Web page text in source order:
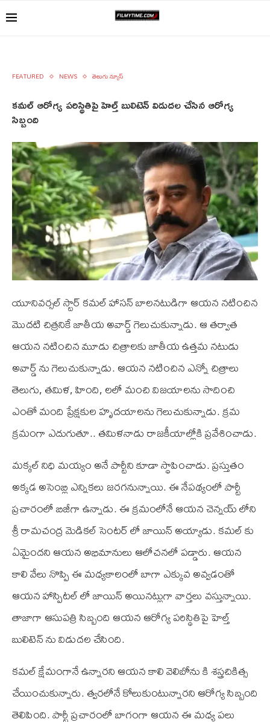
FEATURED NEWS తెలుగు న్యూస్
కమల్ ఆరోగ్య పరిస్థితిపై హెల్త్ బులిటెన్ విడుదల చేసిన ఆరోగ్య
సిబ్బంది
యూనివర్సల్ స్టార్ కమల్ హాసన్ బాలనటుడిగా ఆయన నటించిన
మొదటి చిత్రనికే జాతీయ అవార్డ్ గెలుచుకున్నాడు. ఆ తర్వాత
ఆయన నటించిన మూడు చిత్రాలకు జాతీయ ఉత్తమ నటుడు
అవార్డ్ ను గెలుచుకున్నాడు. ఆయన నటించిన ఎన్నో చిత్రాలు
తెలుగు, తమిళ, హింది, లలో మంచి విజయాలను సాదించి
ఎంతో మంది ప్రేక్షకుల హృదయాలను గెలుచుకున్నాడు. క్రమ
క్రమంగా ఎదుగుతూ.. తమిళనాడు రాజకీయాల్లోకి ప్రవేశించాడు.
మక్కల్ నిధి మయ్యం అనే పార్టీని కూడా స్థాపించాడు. ప్రస్తుతం
అక్కడ అసెంబ్లి ఎన్నికలు జరగనున్నాయి. ఈ నేపథ్యంలో పార్టీ
ప్రచారంలో బిజీగా ఉన్నాడు. ఈ క్రమంలోనే ఆయన చెన్నయ్ లోని
శ్రీ రామచంద్ర మెడికల్ సెంటర్ లో జాయిన్ అయ్యాడు. కమల్ కు
ఏమైందని ఆయన అభిమానులు ఆలోచనలో పడ్డారు. ఆయన
కాలి వేలు నొప్పి ఈ మధ్యకాలంలో బాగా ఎక్కువ అవ్వడంతో
ఆయన హాస్పిటల్ లో జాయిన్ అయినట్లుగా వార్తలు వస్తున్నాయి.
తాజాగా ఆసుపత్రి సిబ్బంది ఆయన ఆరోగ్య పరిస్థితిపై హెల్త్
బులిటెన్ ను విడుదల చేసింది.
కమల్ క్షేమంగానే ఉన్నారని ఆయన కాలి వెలిబోను కి శస్త్రచికిత్స
చేయించుకున్నారు. త్వరలోనే కోలుకుంటున్నారని ఆరోగ్య సిబ్బంది
తెలిపింది. పార్టీ ప్రచారంలో బాగంగా ఆయన ఈ మధ్య పలు